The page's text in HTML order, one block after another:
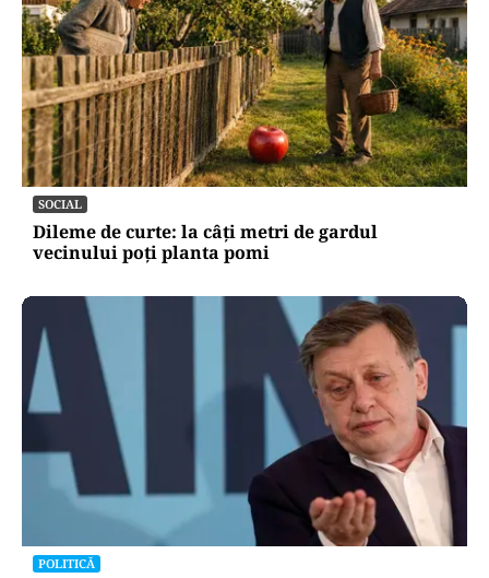
SOCIAL
Dileme de curte: la câți metri de gardul
vecinului poți planta pomi
POLITICĂ